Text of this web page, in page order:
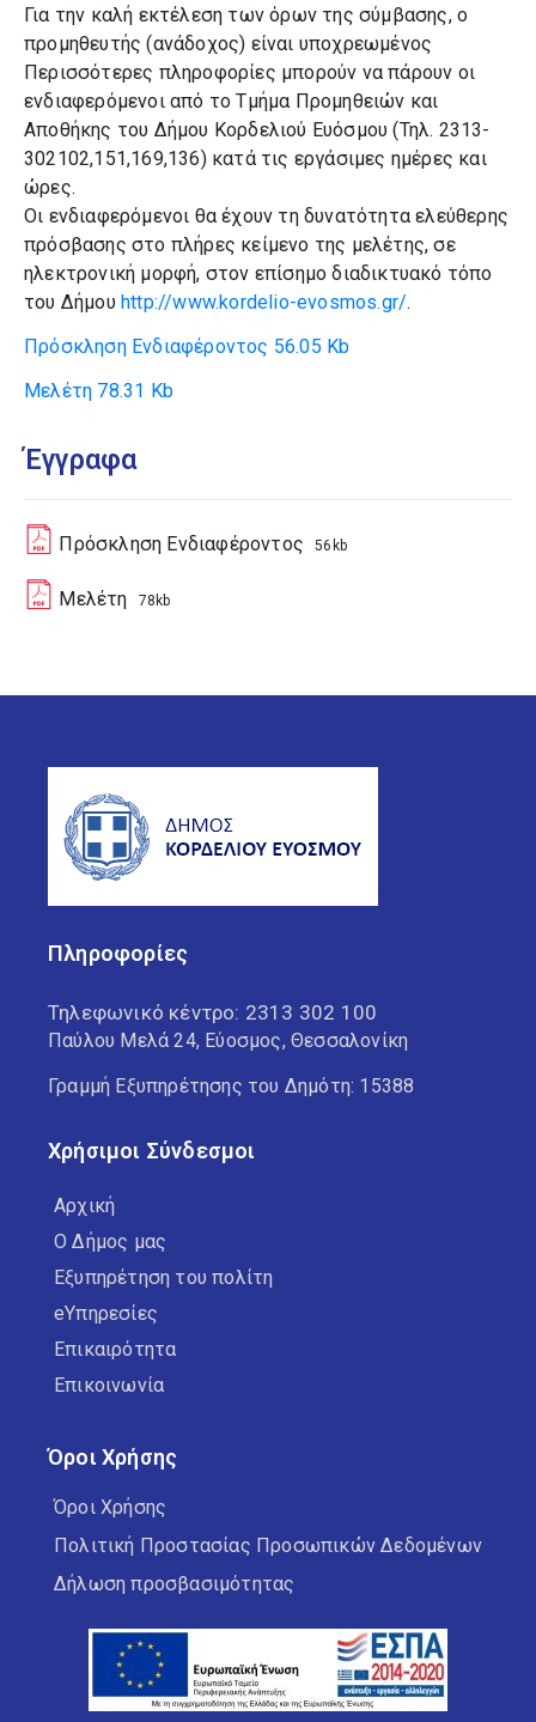
Για την καλή εκτέλεση των όρων της σύμβασης, ο
προμηθευτής (ανάδοχος) είναι υποχρεωμένος
Περισσότερες πληροφορίες μπορούν να πάρουν οι
ενδιαφερόμενοι από το Τμήμα Προμηθειών και
Αποθήκης του Δήμου Κορδελιού Ευόσμου (Τηλ. 2313-
302102,151,169,136) κατά τις εργάσιμες ημέρες και
ώρες.
Οι ενδιαφερόμενοι θα έχουν τη δυνατότητα ελεύθερης
πρόσβασης στο πλήρες κείμενο της μελέτης, σε
ηλεκτρονική μορφή, στον επίσημο διαδικτυακό τόπο
του Δήμου http://www.kordelio-evosmos.gr/.
Πρόσκληση Ενδιαφέροντος 56.05 Kb
Μελέτη 78.31 Kb
Έγγραφα
Πρόσκληση Ενδιαφέροντος 56kb
Μελέτη 78kb
Πληροφορίες
Τηλεφωνικό κέντρο: 2313 302 100
Παύλου Μελά 24, Εύοσμος, Θεσσαλονίκη
Γραμμή Εξυπηρέτησης του Δημότη: 15388
Χρήσιμοι Σύνδεσμοι
Αρχική
Ο Δήμος μας
Εξυπηρέτηση του πολίτη
eΥπηρεσίες
Επικαιρότητα
Επικοινωνία
Όροι Χρήσης
Όροι Χρήσης
Πολιτική Προστασίας Προσωπικών Δεδομένων
Δήλωση προσβασιμότητας